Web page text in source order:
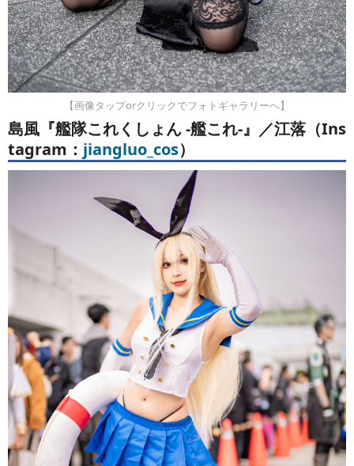
【画像タップorクリックでフォトギャラリーへ】
島風『艦隊これくしょん -艦これ-』／江落（Ins
tagram： jiangluo_cos）